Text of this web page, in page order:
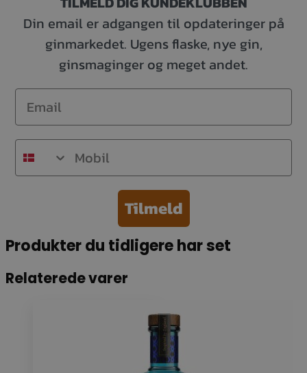
Din email er adgangen til opdateringer på
ginmarkedet. Ugens flaske, nye gin,
ginsmaginger og meget andet.
Email
Mobil
Tilmeld
Produkter du tidligere har set
Relaterede varer